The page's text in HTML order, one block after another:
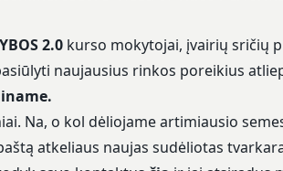
2.0 kurso mokytojai, įvairių sričių
naujausius rinkos poreikius
Na, o kol dėliojame artimiausio
atkeliaus naujas sudėliotas